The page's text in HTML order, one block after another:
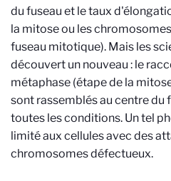
du fuseau et le taux
la mitose ou les
fuseau mitotique). Mais les
découvert un nouveau : le
métaphase (étape de la
sont rassemblés au centre du
toutes les conditions. Un tel
limité aux cellules avec des
chromosomes défectueux.